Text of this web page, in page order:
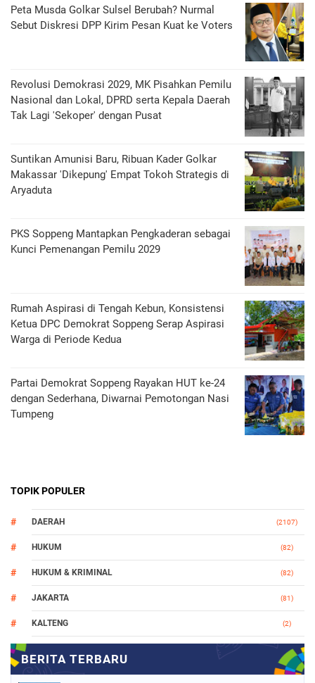
Peta Musda Golkar Sulsel Berubah? Nurmal
Sebut Diskresi DPP Kirim Pesan Kuat ke Voters
Revolusi Demokrasi 2029, MK Pisahkan Pemilu
Nasional dan Lokal, DPRD serta Kepala Daerah
Tak Lagi 'Sekoper' dengan Pusat
Suntikan Amunisi Baru, Ribuan Kader Golkar
Makassar 'Dikepung' Empat Tokoh Strategis di
Aryaduta
PKS Soppeng Mantapkan Pengkaderan sebagai
Kunci Pemenangan Pemilu 2029
Rumah Aspirasi di Tengah Kebun, Konsistensi
Ketua DPC Demokrat Soppeng Serap Aspirasi
Warga di Periode Kedua
Partai Demokrat Soppeng Rayakan HUT ke-24
dengan Sederhana, Diwarnai Pemotongan Nasi
Tumpeng
TOPIK POPULER
DAERAH (2107)
HUKUM (82)
HUKUM & KRIMINAL (82)
JAKARTA (81)
KALTENG (2)
(147)
NASIONAL (1021)